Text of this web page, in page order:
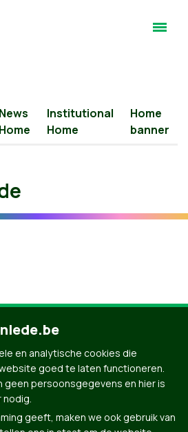
News
Home
Institutional
Home
Home
banner
metNationBuilder
Privacybeleid
en analytische cookies die
goed te laten functioneren.
geen persoonsgegevens en hier is
geeft, maken we ook gebruik van